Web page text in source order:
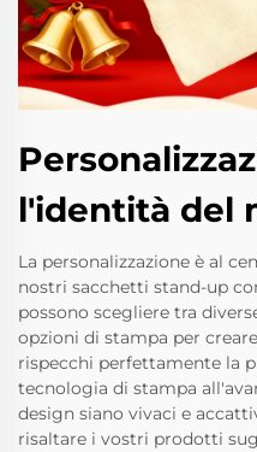
l'identità del
La personalizzazione è al
nostri sacchetti stand-up
possono scegliere tra
opzioni di stampa per
rispecchi perfettamente la
tecnologia di stampa
design siano vivaci e
risaltare i vostri prodotti